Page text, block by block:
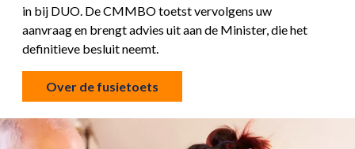
in bij DUO. De CMMBO toetst vervolgens uw
aanvraag en brengt advies uit aan de Minister, die het
definitieve besluit neemt.
Over de fusietoets